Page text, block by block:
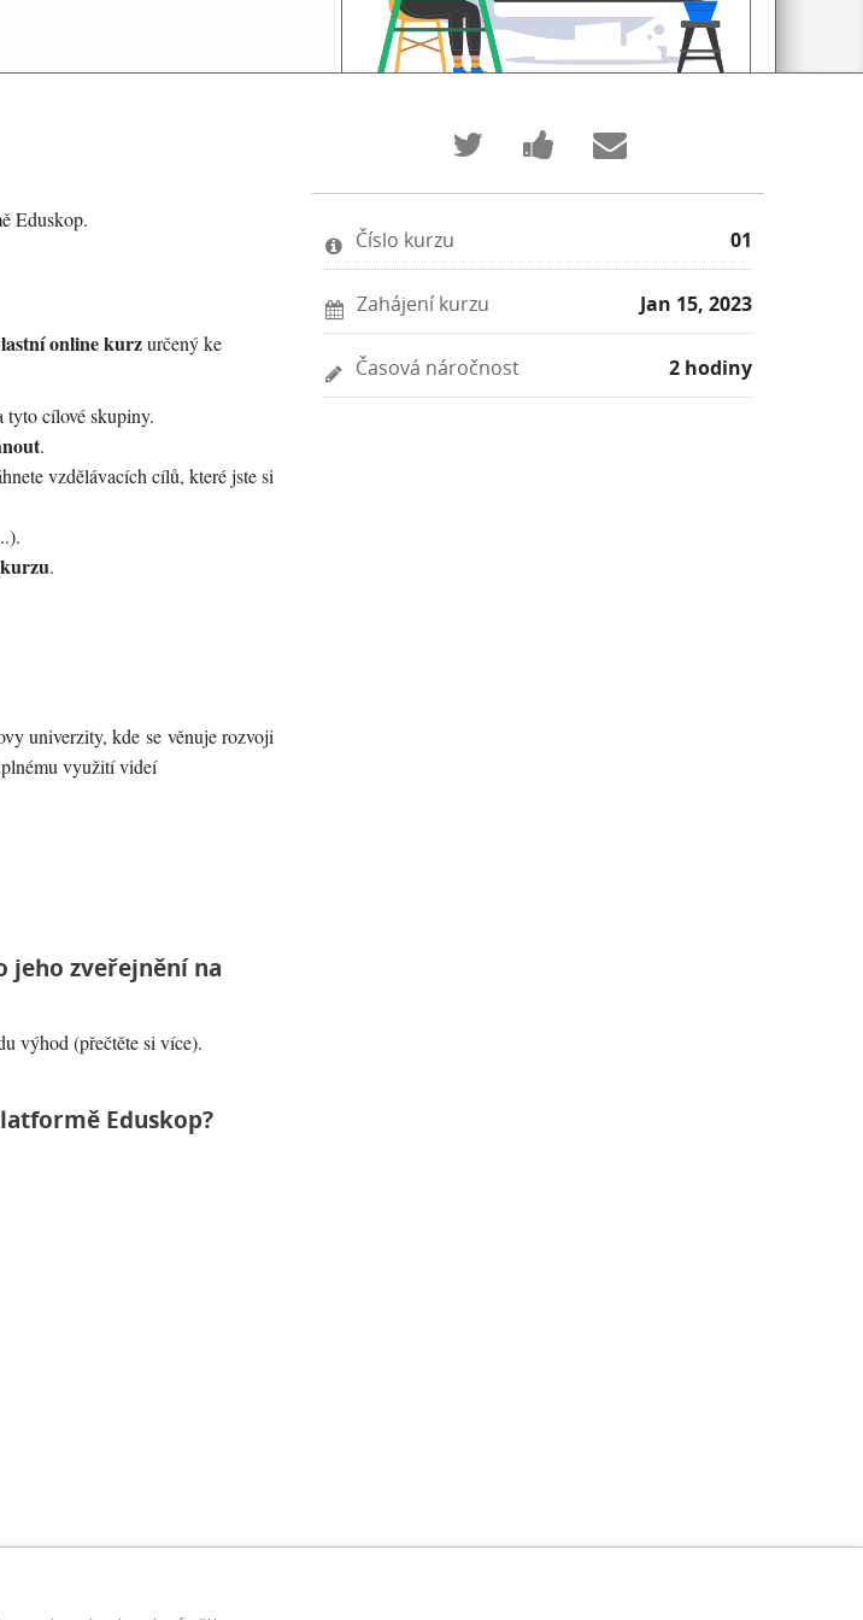
Eduskop.
online kurzurčený ke
tyto cílové skupiny.
.
vzdělávacích cílů, které jste si
.
univerzity, kde se věnuje rozvoji
využití videí
jeho zveřejnění na
výhod (přečtěte si více).
Eduskop?
Podělte
Twitteru
Napište
o tomto
kurzu
Pošlete
otomto
kurzu
Číslo kurzu 01
Zahájení kurzu Jan 15, 2023
Časová náročnost 2 hodiny